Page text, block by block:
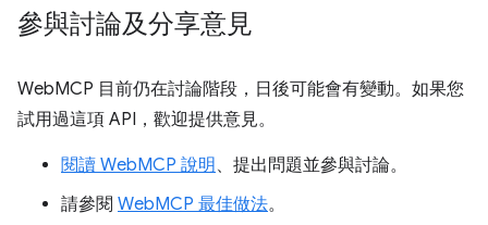
參與討論及分享意見
WebMCP 目前仍在討論階段，日後可能會有變動。如果您
試用過這項 API，歡迎提供意見。
閱讀 WebMCP 說明 、提出問題並參與討論。
請參閱 WebMCP 最佳做法。